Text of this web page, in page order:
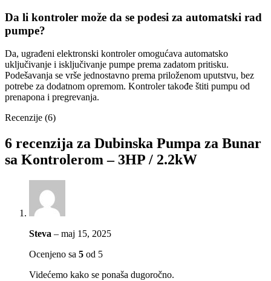
Da li kontroler može da se podesi za automatski rad
pumpe?
Da, ugrađeni elektronski kontroler omogućava automatsko
uključivanje i isključivanje pumpe prema zadatom pritisku.
Podešavanja se vrše jednostavno prema priloženom uputstvu, bez
potrebe za dodatnom opremom. Kontroler takođe štiti pumpu od
prenapona i pregrevanja.
Recenzije (6)
6 recenzija za Dubinska Pumpa za Bunar
sa Kontrolerom – 3HP / 2.2kW
Steva – maj 15, 2025
Ocenjeno sa 5 od 5
Videćemo kako se ponaša dugoročno.